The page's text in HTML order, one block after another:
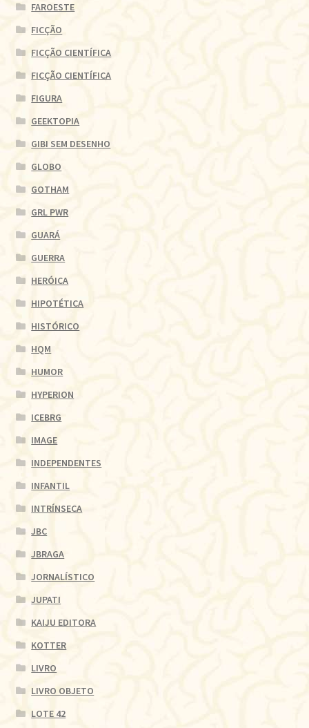
FAROESTE
FICÇÃO
FICÇÃO CIENTÍFICA
FICÇÃO CIENTÍFICA
FIGURA
GEEKTOPIA
GIBI SEM DESENHO
GLOBO
GOTHAM
GRL PWR
GUARÁ
GUERRA
HERÓICA
HIPOTÉTICA
HISTÓRICO
HQM
HUMOR
HYPERION
ICEBRG
IMAGE
INDEPENDENTES
INFANTIL
INTRÍNSECA
JBC
JBRAGA
JORNALÍSTICO
JUPATI
KAIJU EDITORA
KOTTER
LIVRO
LIVRO OBJETO
LOTE 42